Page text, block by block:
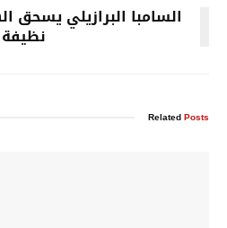
السامبا البرازيلي
نظيفة
RelatedPosts